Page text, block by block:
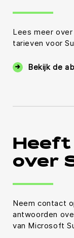
Lees meer
tarieven voor
Bekijk de
Heeft
over
Neem contact
antwoorden
van Microsoft